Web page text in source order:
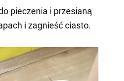
pieczenia i przesianą
i zagnieść ciasto.